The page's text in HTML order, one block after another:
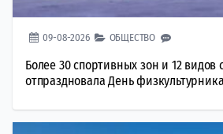
09-08-2026 ОБЩЕСТВО
Более 30 спортивных зон и 12 видов
отпраздновала День физкультурника